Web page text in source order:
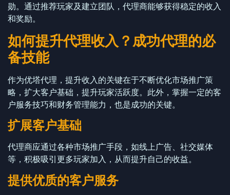
勋。通过推荐玩家及建立团队，代理商能够获得稳定的收入
和奖励。
如何提升代理收入？成功代理的必
备技能
作为优塔代理，提升收入的关键在于不断优化市场推广策
略，扩大客户基础，提升玩家活跃度。此外，掌握一定的客
户服务技巧和财务管理能力，也是成功的关键。
扩展客户基础
代理商应通过各种市场推广手段，如线上广告、社交媒体
等，积极吸引更多玩家加入，从而提升自己的收益。
提供优质的客户服务